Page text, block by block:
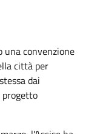
convenzione
città per
dai
progetto